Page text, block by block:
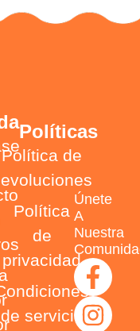
Únete
A
Nuestra
Políticas
Política de
Política
de
privacidad
de servicio